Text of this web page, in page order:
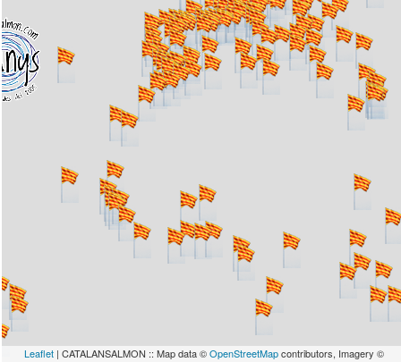
Leaflet | CATALANSALMON :: Map data ©OpenStreetMapcontributors, Imagery ©